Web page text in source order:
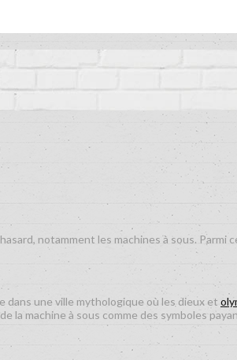
notamment les machines à sous. Parmi
dans une ville mythologique où les dieux et
machine à sous comme des symboles